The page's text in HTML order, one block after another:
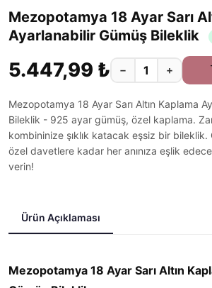
Mezopotamya 18 Ayar Sarı
Ayarlanabilir Gümüş Bileklik
5.447,99 ₺ − +
Mezopotamya 18 Ayar Sarı Altın Kaplama
Bileklik - 925 ayar gümüş, özel kaplama.
kombininize şıklık katacak eşsiz bir bileklik.
özel davetlere kadar her anınıza eşlik
verin!
Ürün Açıklaması
Mezopotamya 18 Ayar Sarı Altın